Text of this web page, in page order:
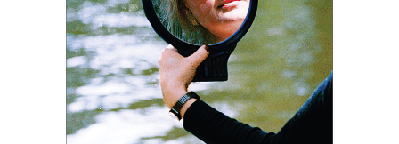
Serce z węgla, czyBallada o lekkim
zabarwieniu erotycznym– przez całe
życie wsłuchiwała się w głosy ludzi,
których Polska transformacji
pozostawiła na marginesie.
58.50zł 38.03zł